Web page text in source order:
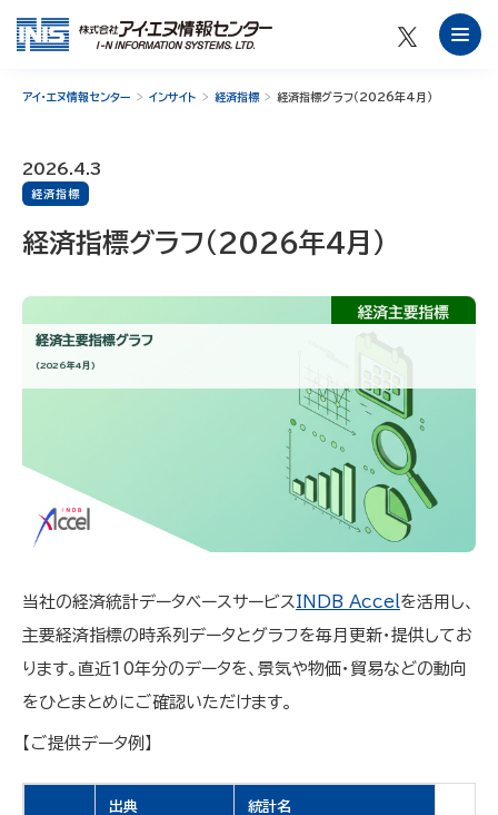
アイ・エヌ情報センター インサイト 経済指標 経済指標グラフ（2026年4月）
2026.4.3
経済指標
経済指標グラフ（2026年4月）
経済主要指標グラフ
（2026年4月）
当社の経済統計データベースサービス INDB Accel を活用し、
主要経済指標の時系列データとグラフを毎月更新・提供してお
ります。直近10年分のデータを、景気や物価・貿易などの動向
をひとまとめにご確認いただけます。
【ご提供データ例】
出典 統計名